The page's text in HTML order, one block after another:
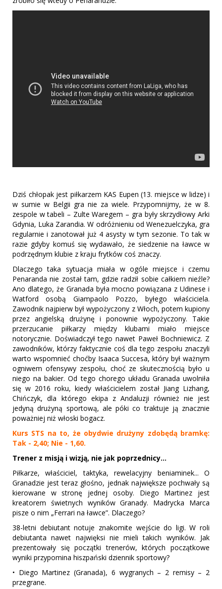
Dziś chłopak jest piłkarzem KAS Eupen (13. miejsce w lidze) i
w sumie w Belgii gra nie za wiele. Przypomnijmy, że w 8.
zespole w tabeli – Zulte Waregem – gra były skrzydłowy Arki
Gdynia, Luka Zarandia. W odróżnieniu od Wenezuelczyka, gra
regularnie i zanotował już 4 asysty w tym sezonie. To tak w
razie gdyby komuś się wydawało, że siedzenie na ławce w
podrzędnym klubie z kraju frytków coś znaczy.
Dlaczego taka sytuacja miała w ogóle miejsce i czemu
Penaranda nie został tam, gdzie radził sobie całkiem nieźle?
Ano dlatego, że Granada była mocno powiązana z Udinese i
Watford osobą Giampaolo Pozzo, byłego właściciela.
Zawodnik najpierw był wypożyczony z Włoch, potem kupiony
przez angielską drużynę i ponownie wypożyczony. Takie
przerzucanie piłkarzy między klubami miało miejsce
notorycznie. Doświadczył tego nawet Paweł Bochniewicz. Z
zawodników, którzy faktycznie coś dla tego zespołu znaczyli
warto wspomnieć choćby Isaaca Succesa, który był ważnym
ogniwem ofensywy zespołu, choć ze skutecznością było u
niego na bakier. Od tego chorego układu Granada uwolniła
się w 2016 roku, kiedy właścicielem został Jiang Lizhang,
Chińczyk, dla którego ekipa z Andaluzji również nie jest
jedyną drużyną sportową, ale póki co traktuje ją znacznie
poważniej niż włoski bogacz.
Kurs STS na to, że obydwie drużyny zdobędą bramkę:
Tak - 2,40; Nie - 1,60.
Trener z misją i wizją, nie jak poprzednicy...
Piłkarze, właściciel, taktyka, rewelacyjny beniaminek... O
Granadzie jest teraz głośno, jednak największe pochwały są
kierowane w stronę jednej osoby. Diego Martinez jest
kreatorem świetnych wyników Granady. Madrycka Marca
pisze o nim „Ferrari na ławce”. Dlaczego?
38-letni debiutant notuje znakomite wejście do ligi. W roli
debiutanta nawet najwięksi nie mieli takich wyników. Jak
prezentowały się początki trenerów, których początkowe
wyniki przypomina hiszpański dziennik sportowy?
• Diego Martinez (Granada), 6 wygranych – 2 remisy – 2
przegrane.